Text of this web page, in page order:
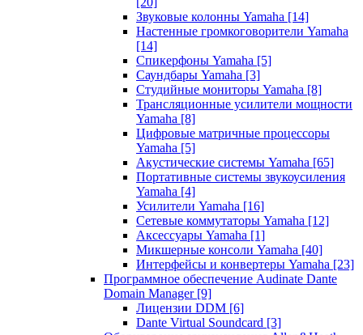
Звуковые колонны Yamaha [14]
Настенные громкоговорители Yamaha
[14]
Спикерфоны Yamaha [5]
Саундбары Yamaha [3]
Студийные мониторы Yamaha [8]
Трансляционные усилители мощности
Yamaha [8]
Цифровые матричные процессоры
Yamaha [5]
Акустические системы Yamaha [65]
Портативные системы звукоусиления
Yamaha [4]
Усилители Yamaha [16]
Сетевые коммутаторы Yamaha [12]
Аксессуары Yamaha [1]
Микшерные консоли Yamaha [40]
Интерфейсы и конвертеры Yamaha [23]
Программное обеспечение Audinate Dante
Domain Manager [9]
Лицензии DDM [6]
Dante Virtual Soundcard [3]